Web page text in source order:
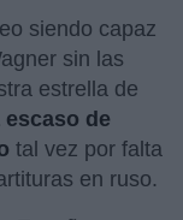
siendo capaz
sin las
estrella de
escaso de
tal vez por falta
en ruso.